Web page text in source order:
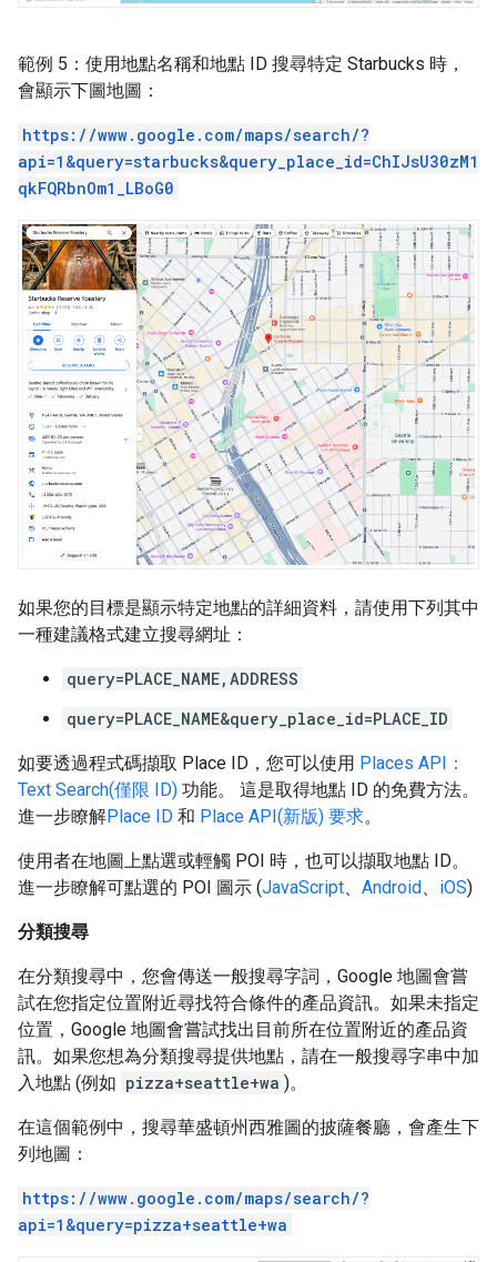
範例 5：使用地點名稱和地點 ID 搜尋特定 Starbucks 時，
會顯示下圖地圖：
https://www.google.com/maps/search/?
api=1&query=starbucks&query_place_id=ChIJsU30zM1
qkFQRbnOm1_LBoG0
如果您的目標是顯示特定地點的詳細資料，請使用下列其中
一種建議格式建立搜尋網址：
query=PLACE_NAME,ADDRESS
query=PLACE_NAME&query_place_id=PLACE_ID
如要透過程式碼擷取 Place ID，您可以使用 Places API：
Text Search(僅限 ID) 功能。 這是取得地點 ID 的免費方法。
進一步瞭解Place ID 和 Place API(新版) 要求。
使用者在地圖上點選或輕觸 POI 時，也可以擷取地點 ID。
進一步瞭解可點選的 POI 圖示 (JavaScript、 Android 、 iOS)
分類搜尋
在分類搜尋中，您會傳送一般搜尋字詞，Google 地圖會嘗
試在您指定位置附近尋找符合條件的產品資訊。如果未指定
位置，Google 地圖會嘗試找出目前所在位置附近的產品資
訊。如果您想為分類搜尋提供地點，請在一般搜尋字串中加
入地點 (例如 pizza+seattle+wa )。
在這個範例中，搜尋華盛頓州西雅圖的披薩餐廳，會產生下
列地圖：
https://www.google.com/maps/search/?
api=1&query=pizza+seattle+wa